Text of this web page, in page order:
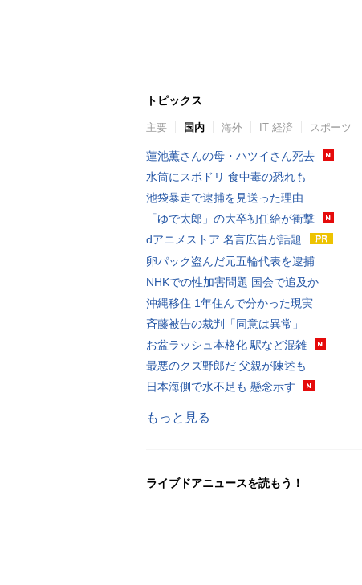
トピックス
主要 国内 海外 IT 経済 スポーツ
蓮池薫さんの母・ハツイさん死去
水筒にスポドリ 食中毒の恐れも
池袋暴走で逮捕を見送った理由
「ゆで太郎」の大卒初任給が衝撃
dアニメストア 名言広告が話題
卵パック盗んだ元五輪代表を逮捕
NHKでの性加害問題 国会で追及か
沖縄移住 1年住んで分かった現実
斉藤被告の裁判「同意は異常」
お盆ラッシュ本格化 駅など混雑
最悪のクズ野郎だ 父親が陳述も
日本海側で水不足も 懸念示す
もっと見る
ライブドアニュースを読もう！